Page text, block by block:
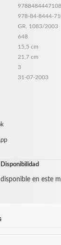
9788484447108
978-84-8444-
GR. 1083/2003
648
15,5 cm
21,7 cm
3
31-07-2003
Disponibilidad
en este